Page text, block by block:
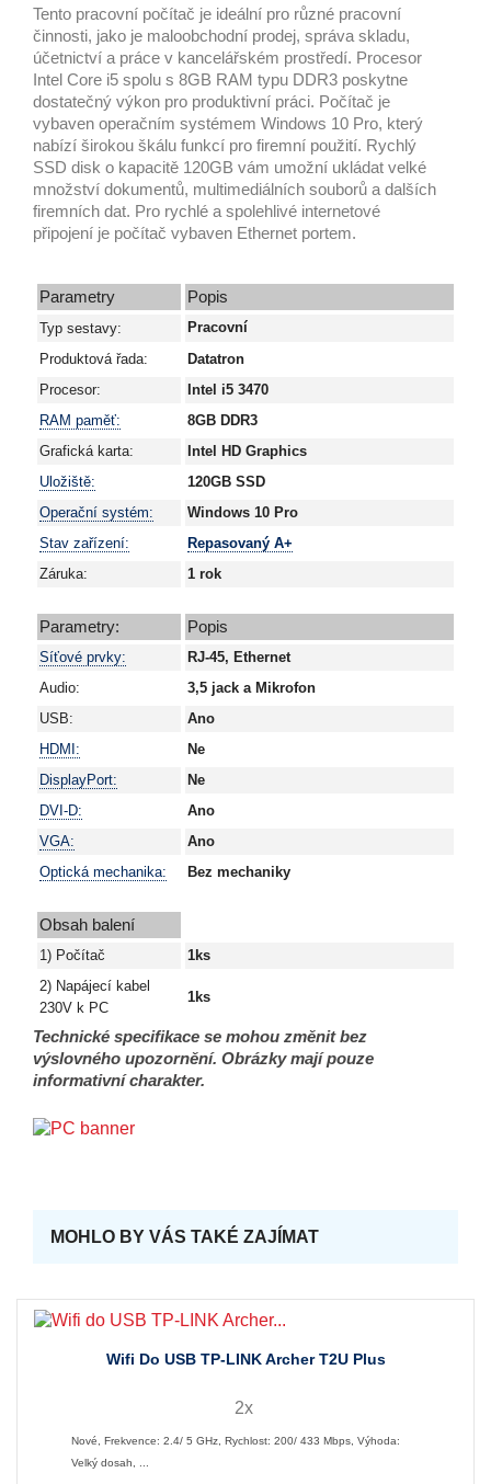
Tento pracovní počítač je ideální pro různé pracovní
činnosti, jako je maloobchodní prodej, správa skladu,
účetnictví a práce v kancelářském prostředí. Procesor
Intel Core i5 spolu s 8GB RAM typu DDR3 poskytne
dostatečný výkon pro produktivní práci. Počítač je
vybaven operačním systémem Windows 10 Pro, který
nabízí širokou škálu funkcí pro firemní použití. Rychlý
SSD disk o kapacitě 120GB vám umožní ukládat velké
množství dokumentů, multimediálních souborů a dalších
firemních dat. Pro rychlé a spolehlivé internetové
připojení je počítač vybaven Ethernet portem.
Parametry Popis
Typ sestavy:
Pracovní
Produktová řada:
Datatron
Procesor:
Intel i5 3470
RAM paměť:
8GB DDR3
Grafická karta:
Intel HD Graphics
Uložiště:
120GB SSD
Operační systém:
Windows 10 Pro
Stav zařízení:
Repasovaný A+
Záruka:
1 rok
Parametry: Popis
Síťové prvky:
RJ-45, Ethernet
Audio:
3,5 jack a Mikrofon
USB:
Ano
HDMI:
Ne
DisplayPort:
Ne
DVI-D:
Ano
VGA:
Ano
Optická mechanika:
Bez mechaniky
Obsah balení
1) Počítač
1ks
2) Napájecí kabel
230V k PC
1ks
Technické specifikace se mohou změnit bez
výslovného upozornění. Obrázky mají pouze
informativní charakter.
MOHLO BY VÁS TAKÉ ZAJÍMAT
Wifi Do USB TP-LINK Archer T2U Plus
2x
Nové, Frekvence: 2.4/ 5 GHz, Rychlost: 200/ 433 Mbps, Výhoda:
Velký dosah, ...